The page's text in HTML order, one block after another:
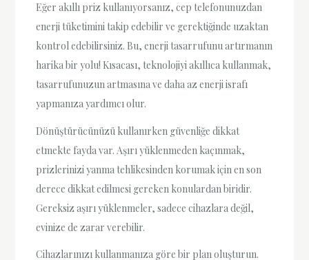
Eğer akıllı priz kullanıyorsanız, cep telefonunuzdan
enerji tüketimini takip edebilir ve gerektiğinde uzaktan
kontrol edebilirsiniz. Bu, enerji tasarrufunu artırmanın
harika bir yolu! Kısacası, teknolojiyi akıllıca kullanmak,
tasarrufunuzun artmasına ve daha az enerji israfı
yapmanıza yardımcı olur.
Dönüştürücünüzü kullanırken güvenliğe dikkat
etmekte fayda var. Aşırı yüklenmeden kaçınmak,
prizlerinizi yanma tehlikesinden korumak için en son
derece dikkat edilmesi gereken konulardan biridir.
Gereksiz aşırı yüklenmeler, sadece cihazlara değil,
evinize de zarar verebilir.
Cihazlarınızı kullanmanıza göre bir plan oluşturun.